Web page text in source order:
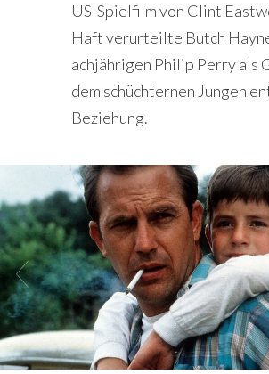
US-Spielfilm von Clint
Haft verurteilte Butch
achjährigen Philip Perry als
dem schüchternen Jungen
Beziehung.